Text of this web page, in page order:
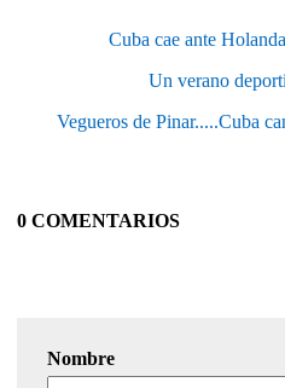
Cuba cae ante
Un verano
Vegueros de Pinar.....Cuba
0 COMENTARIOS
Nombre